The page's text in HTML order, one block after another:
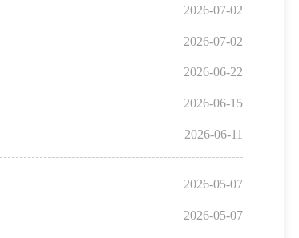
2026-07-02
2026-07-02
2026-06-22
2026-06-15
2026-06-11
2026-05-07
2026-05-07